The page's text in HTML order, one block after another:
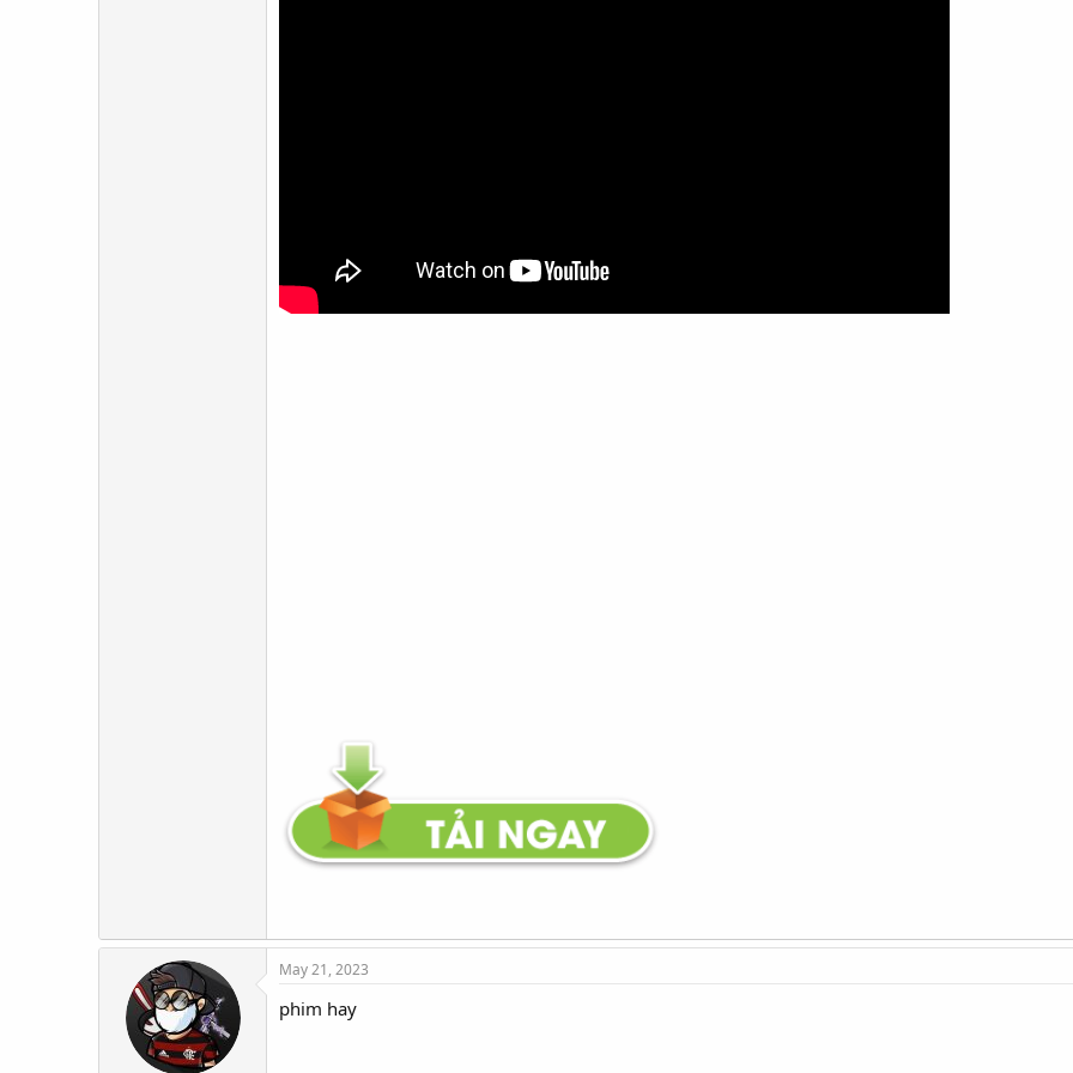
May 21, 2023
phim hay